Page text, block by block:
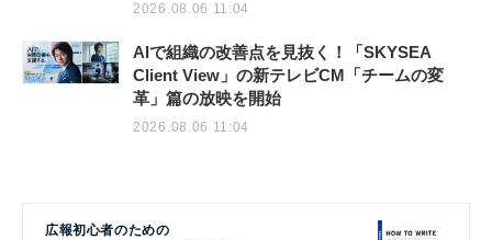
2026.08.06 11:04
AIで組織の改善点を見抜く！「SKYSEA
Client View」の新テレビCM「チームの変
革」篇の放映を開始
2026.08.06 11:04
広報初心者のための